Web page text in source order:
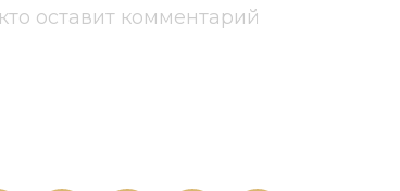
оставит комментарий